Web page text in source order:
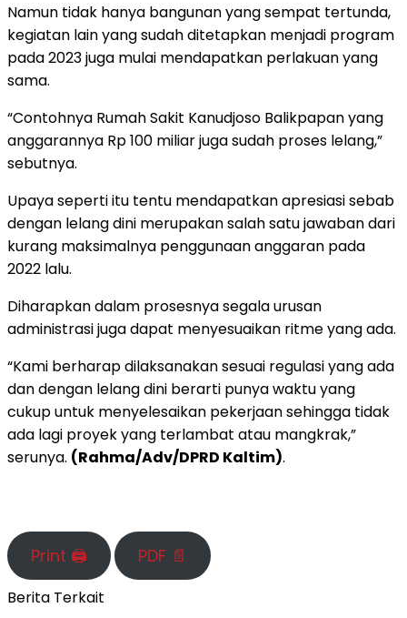
Namun tidak hanya bangunan yang sempat tertunda,
kegiatan lain yang sudah ditetapkan menjadi program
pada 2023 juga mulai mendapatkan perlakuan yang
sama.
“Contohnya Rumah Sakit Kanudjoso Balikpapan yang
anggarannya Rp 100 miliar juga sudah proses lelang,”
sebutnya.
Upaya seperti itu tentu mendapatkan apresiasi sebab
dengan lelang dini merupakan salah satu jawaban dari
kurang maksimalnya penggunaan anggaran pada
2022 lalu.
Diharapkan dalam prosesnya segala urusan
administrasi juga dapat menyesuaikan ritme yang ada.
“Kami berharap dilaksanakan sesuai regulasi yang ada
dan dengan lelang dini berarti punya waktu yang
cukup untuk menyelesaikan pekerjaan sehingga tidak
ada lagi proyek yang terlambat atau mangkrak,”
serunya. (Rahma/Adv/DPRD Kaltim).
Print 🖨 PDF 📄
Berita Terkait